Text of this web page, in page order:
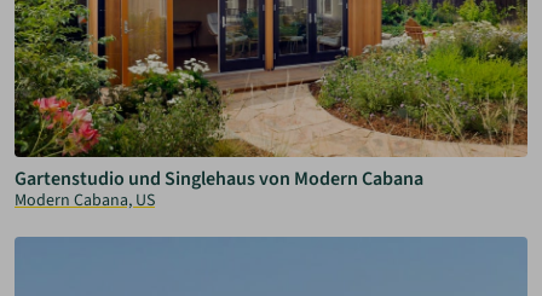
Gartenstudio und Singlehaus von Modern Cabana
Modern Cabana, US